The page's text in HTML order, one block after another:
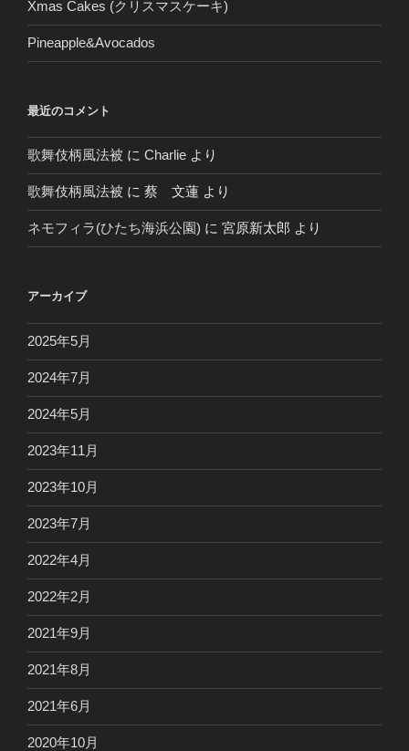
Xmas Cakes (クリスマスケーキ)
Pineapple&Avocados
最近のコメント
歌舞伎柄風法被 に Charlie より
歌舞伎柄風法被 に 蔡 文蓮 より
ネモフィラ(ひたち海浜公園) に 宮原新太郎 より
アーカイブ
2025年5月
2024年7月
2024年5月
2023年11月
2023年10月
2023年7月
2022年4月
2022年2月
2021年9月
2021年8月
2021年6月
2020年10月